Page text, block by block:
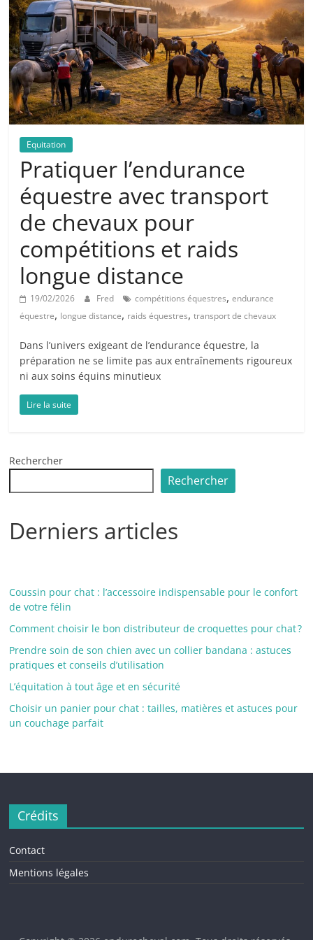
Equitation
Pratiquer l’endurance
équestre avec transport
de chevaux pour
compétitions et raids
longue distance
19/02/2026 Fred compétitions équestres,endurance
équestre, longue distance, raids équestres,transport de chevaux
Dans l’univers exigeant de l’endurance équestre, la
préparation ne se limite pas aux entraînements rigoureux
ni aux soins équins minutieux
Lire la suite
Rechercher
Rechercher
Derniers articles
Coussin pour chat : l’accessoire indispensable pour le confort
de votre félin
Comment choisir le bon distributeur de croquettes pour chat ?
Prendre soin de son chien avec un collier bandana : astuces
pratiques et conseils d’utilisation
L’équitation à tout âge et en sécurité
Choisir un panier pour chat : tailles, matières et astuces pour
un couchage parfait
Crédits
Contact
Mentions légales